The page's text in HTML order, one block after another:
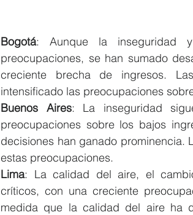
Bogotá: Aunque la inseguridad
preocupaciones, se han sumado
creciente brecha de ingresos.
intensificado las preocupaciones
Buenos Aires: La inseguridad
preocupaciones sobre los bajos
decisiones han ganado prominencia.
estas preocupaciones.
Lima: La calidad del aire, el
críticos, con una creciente
medida que la calidad del aire ha